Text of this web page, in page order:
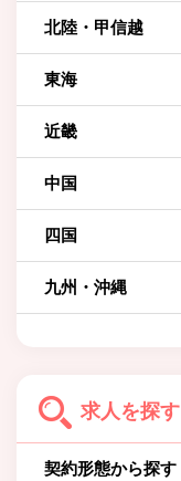
北陸・甲信越
東海
近畿
中国
四国
九州・沖縄
求人を探す
契約形態から探す